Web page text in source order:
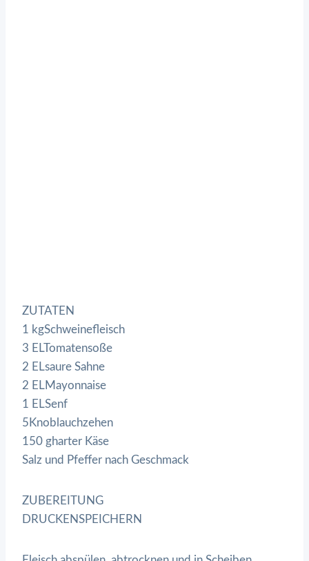
ZUTATEN
1 kgSchweinefleisch
3 ELTomatensoße
2 ELsaure Sahne
2 ELMayonnaise
1 ELSenf
5Knoblauchzehen
150 gharter Käse
Salz und Pfeffer nach Geschmack
ZUBEREITUNG
DRUCKENSPEICHERN